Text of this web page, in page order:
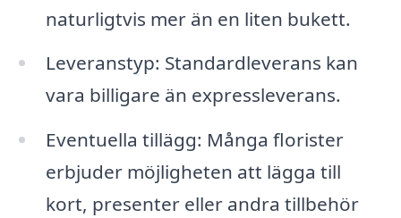
naturligtvis mer än en liten bukett.
Leveranstyp: Standardleverans kan
vara billigare än expressleverans.
Eventuella tillägg: Många florister
erbjuder möjligheten att lägga till
kort, presenter eller andra tillbehör